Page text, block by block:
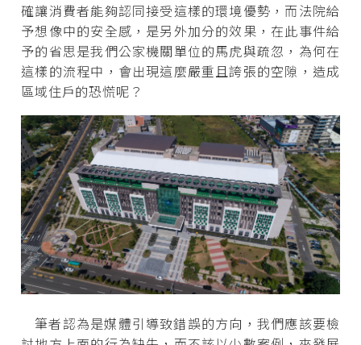
確讓消費者能夠認同接受這樣的環境優勢，而法院給
予想像中的安全感，是另外加分的效果，在此事件給
予的省思是我們公家機關單位的馬虎與疏忽，為何在
這樣的流程中，會出現這麼嚴重且誇張的空隙，造成
區域住戶的恐慌呢？
筆者認為是媒體引導致錯誤的方向，我們應該要檢